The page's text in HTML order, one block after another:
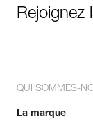
Rejoignez
QUI SOMMES-
La marque